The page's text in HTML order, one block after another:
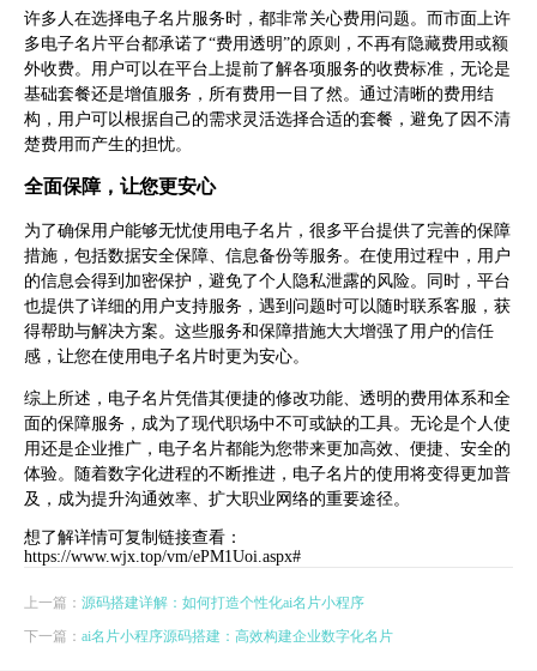
许多人在选择电子名片服务时，都非常关心费用问题。而市面上许
多电子名片平台都承诺了“费用透明”的原则，不再有隐藏费用或额
外收费。用户可以在平台上提前了解各项服务的收费标准，无论是
基础套餐还是增值服务，所有费用一目了然。通过清晰的费用结
构，用户可以根据自己的需求灵活选择合适的套餐，避免了因不清
楚费用而产生的担忧。
全面保障，让您更安心
为了确保用户能够无忧使用电子名片，很多平台提供了完善的保障
措施，包括数据安全保障、信息备份等服务。在使用过程中，用户
的信息会得到加密保护，避免了个人隐私泄露的风险。同时，平台
也提供了详细的用户支持服务，遇到问题时可以随时联系客服，获
得帮助与解决方案。这些服务和保障措施大大增强了用户的信任
感，让您在使用电子名片时更为安心。
综上所述，电子名片凭借其便捷的修改功能、透明的费用体系和全
面的保障服务，成为了现代职场中不可或缺的工具。无论是个人使
用还是企业推广，电子名片都能为您带来更加高效、便捷、安全的
体验。随着数字化进程的不断推进，电子名片的使用将变得更加普
及，成为提升沟通效率、扩大职业网络的重要途径。
想了解详情可复制链接查看：
https://www.wjx.top/vm/ePM1Uoi.aspx#
上一篇： 源码搭建详解：如何打造个性化ai名片小程序
下一篇： ai名片小程序源码搭建：高效构建企业数字化名片